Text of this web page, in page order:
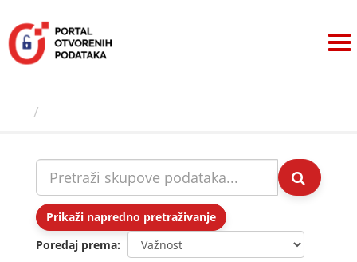
sadržaj
Prikaži napredno pretraživanje
Poredaj prema